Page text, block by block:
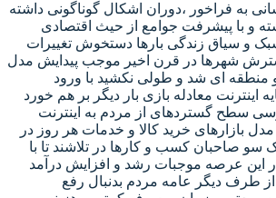
به فراخور ،دوران اشکال گوناگونی داشته
و با پیشرفت جوامع از حیث اقتصادی
و سیاق زندگی بارها دستخوش تغییرات
شهرها در قرن اخیر موجب پیدایش مدل
منطقه ای شد و طولی نکشید با ورود
اینترنت معادله بازی بار دیگر بر هم خورد
سطح گستردهای از مردم به اینترنت
بازارهای خرید کالا و خدمات هر روز در
صاحبان کسب و کارها در تلاشند تا با
این عرصه موجبات رشد و افزایش درآمد
از طرف دیگر عامه مردم بدنبال رفع